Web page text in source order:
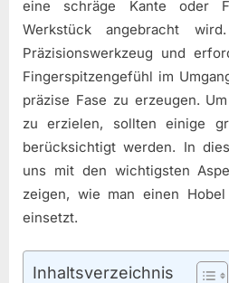
eine schräge Kante oder
Werkstück angebracht
Präzisionswerkzeug und
Fingerspitzengefühl im
präzise Fase zu erzeugen.
zu erzielen, sollten einige
berücksichtigt werden. In
uns mit den wichtigsten
zeigen, wie man einen
einsetzt.
Inhaltsverzeichnis